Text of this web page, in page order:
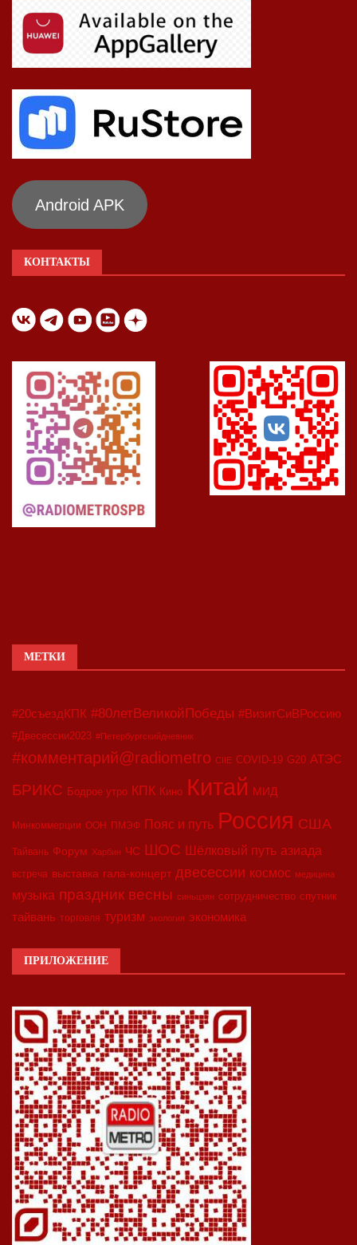
Android APK
КОНТАКТЫ
МЕТКИ
#20съездКПК #80летВеликойПобеды #ВизитСиВРоссию
#Двесессии2023 #Петербургскийдневник
#комментарий@radiometro CIIE COVID-19 G20 АТЭС
БРИКС Бодрое утро КПК Кино Китай МИД
Минкоммерции ООН ПМЭФ Пояс и путь Россия США
Тайвань Форум Харбин ЧС ШОС Шёлковый путь азиада
встреча выставка гала-концерт двесессии космос медицина
музыка праздник весны синьцзян сотрудничество спутник
тайвань торговля туризм экология экономика
ПРИЛОЖЕНИЕ